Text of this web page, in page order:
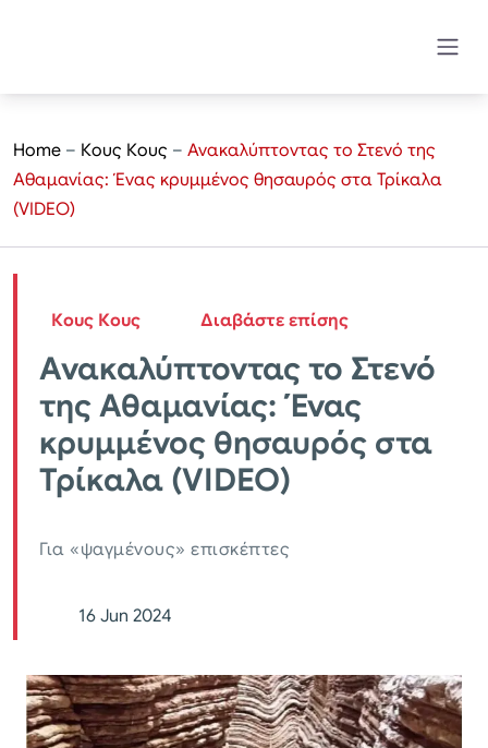
Home – Κους Κους – Ανακαλύπτοντας το Στενό της
Αθαμανίας: Ένας κρυμμένος θησαυρός στα Τρίκαλα
(VIDEO)
Κους Κους Διαβάστε επίσης
Ανακαλύπτοντας το Στενό
της Αθαμανίας: Ένας
κρυμμένος θησαυρός στα
Τρίκαλα (VIDEO)
Για «ψαγμένους» επισκέπτες
16 Jun 2024